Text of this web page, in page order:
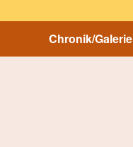
Chronik/Galerie